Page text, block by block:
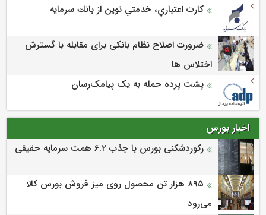
كارت اعتباري، خدمتي نوين از بانك سرمايه
ضرورت اصلاح نظام بانکی برای مقابله با گسترش
اختلاس ها
پشت پرده حمله به یک پیامک‌رسان
اخبار بورس
رکوردشکنی بورس با جذب ۶.۲ همت سرمایه حقیقی
۸۹۵ هزار تن محصول روی میز فروش بورس کالا
می‌‌رود